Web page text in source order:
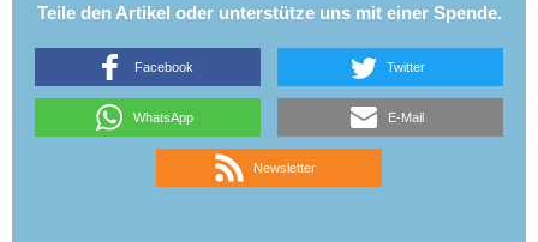
Teile den Artikel oder unterstütze uns mit einer Spende.
Facebook Twitter
WhatsApp E-Mail
Newsletter